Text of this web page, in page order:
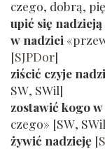
czego, dobrą,
upić się nadzieją
w nadziei
[SJPDor]
ziścić czyje
SW, SWil]
zostawić kogo
czego» [SW, SWil
żywić nadzieję [